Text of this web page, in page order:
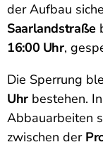
der Aufbau
Saarlandstraße
16:00 Uhr,
Die Sperrung
Uhrbestehen.
Abbauarbeiten
zwischen der